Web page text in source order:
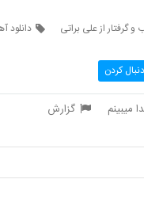
از علی براتی دانلود
دنبال کردن
میبینم گزارش